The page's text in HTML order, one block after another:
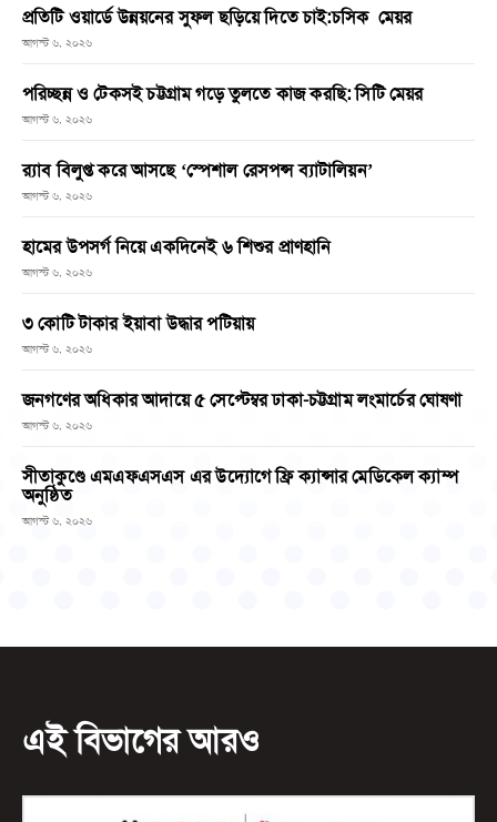
প্রতিটি ওয়ার্ডে উন্নয়নের সুফল ছড়িয়ে দিতে চাই:চসিক মেয়র
আগস্ট ৬, ২০২৬
পরিচ্ছন্ন ও টেকসই চট্টগ্রাম গড়ে তুলতে কাজ করছি: সিটি মেয়র
আগস্ট ৬, ২০২৬
র‌্যাব বিলুপ্ত করে আসছে ‘স্পেশাল রেসপন্স ব্যাটালিয়ন’
আগস্ট ৬, ২০২৬
হামের উপসর্গ নিয়ে একদিনেই ৬ শিশুর প্রাণহানি
আগস্ট ৬, ২০২৬
৩ কোটি টাকার ইয়াবা উদ্ধার পটিয়ায়
আগস্ট ৬, ২০২৬
জনগণের অধিকার আদায়ে ৫ সেপ্টেম্বর ঢাকা-চট্টগ্রাম লংমার্চের ঘোষণা
আগস্ট ৬, ২০২৬
সীতাকুণ্ডে এমএফএসএস এর উদ্যোগে ফ্রি ক্যান্সার মেডিকেল ক্যাম্প
অনুষ্ঠিত
আগস্ট ৬, ২০২৬
এই বিভাগের আরও